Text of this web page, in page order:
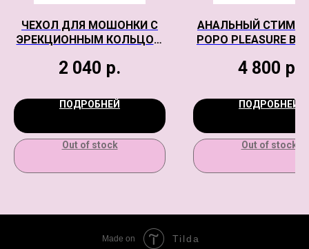
ЧЕХОЛ ДЛЯ МОШОНКИ С
ЭРЕКЦИОННЫМ КОЛЬЦОМ
EROTIST, СИЛИКОН,
2 040 р.
ПОДРОБНЕЙ
Out of stock
АНАЛЬНЫЙ
POPO PLEASURE BY
ЧЕРНЫЙ, 9 СМ
4 800 р.
ПОДРОБНЕЙ
Out of stock
Made on Tilda